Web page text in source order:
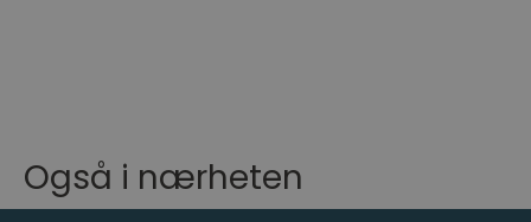
Også i nærheten